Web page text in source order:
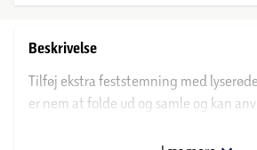
Beskrivelse
Tilføj ekstra feststemning med
er nem at folde ud og samle og kan